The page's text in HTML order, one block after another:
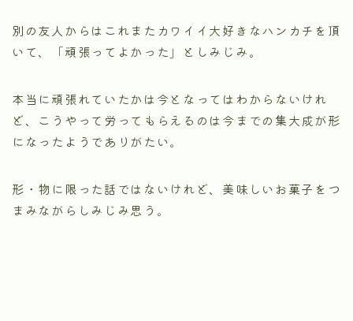
別の友人からはこれまたカワイイ大好きなハンカチを頂
いて、「頑張ってよかった」としみじみ。
本当に頑張れていたかは今となってはわからないけれ
ど、こうやって労ってもらえるのは今までの集大成が形
になったようでありがたい。
形・物に限った話ではないけれど、美味しいお菓子をつ
まみながらしみじみ思う。